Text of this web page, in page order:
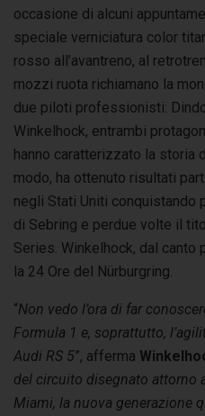
occasione di alcuni
speciale verniciatura color
rosso all’avantreno, al
mozzi ruota richiamano la
due piloti professionisti:
Winkelhock, entrambi
hanno caratterizzato la storia
modo, ha ottenuto risultati
negli Stati Uniti conquistando
di Sebring e perdue volte il
Series. Winkelhock, dal canto
la 24 Ore del Nürburgring.
“Non vedo l’ora di far
Formula 1 e, soprattutto,
Audi RS 5”, afferma
del circuito disegnato attorno
Miami, la nuova generazione